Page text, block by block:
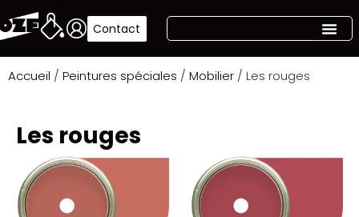
Contact
Accueil / Peintures spéciales / Mobilier / Les rouges
Les rouges